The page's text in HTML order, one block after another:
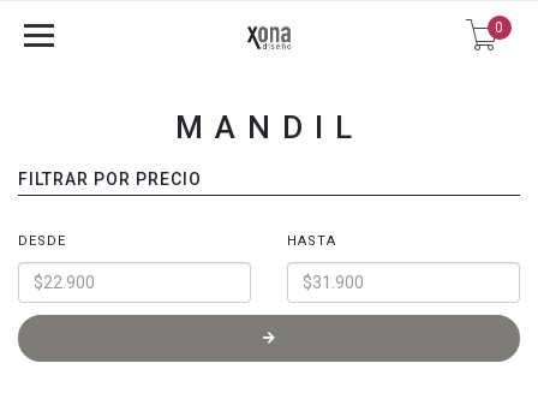
0
MANDIL
FILTRAR POR PRECIO
DESDE HASTA